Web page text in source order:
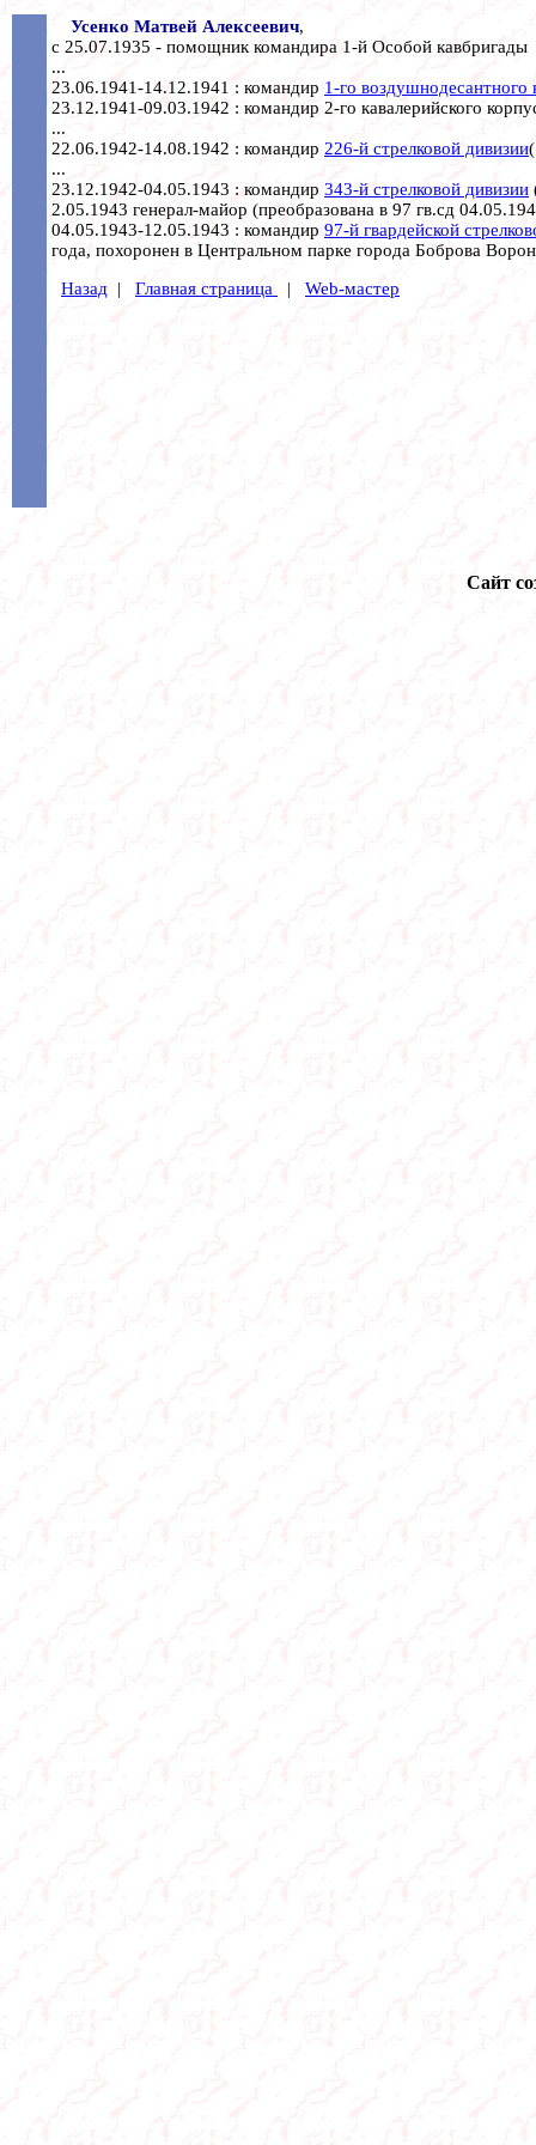
Усенко Матвей Алексеевич,
c 25.07.1935 - помощник командира 1-й Особой кавбригады
...
23.06.1941-14.12.1941 : командир 1-го воздушнодесантного
23.12.1941-09.03.1942 : командир 2-го кавалерийского
...
22.06.1942-14.08.1942 : командир 226-й стрелковой дивизии
...
23.12.1942-04.05.1943 : командир 343-й стрелковой дивизии
2.05.1943 генерал-майор (преобразована в 97 гв.сд
04.05.1943-12.05.1943 : командир 97-й гвардейской
года, похоронен в Центральном парке города Боброва
Назад | Главная страница | Web-мастер
Сайт